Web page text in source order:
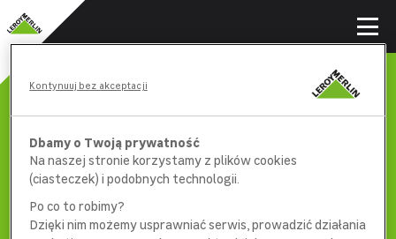
Dbamy o Twoją prywatność
Na naszej stronie korzystamy z plików cookies
(ciasteczek) i podobnych technologii.
Po co to robimy?
Dzięki nim możemy usprawniać serwis, prowadzić działania
Kontynuuj bez akceptacji